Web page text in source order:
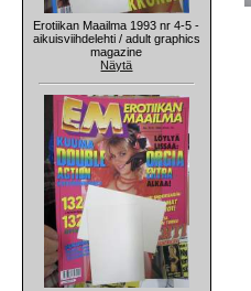
Erotiikan Maailma 1993 nr 4-5 -
aikuisviihdelehti / adult graphics
magazine
Näytä